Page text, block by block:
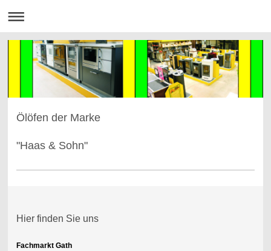
Ölöfen der Marke
"Haas & Sohn"
Hier finden Sie uns
Fachmarkt Gath